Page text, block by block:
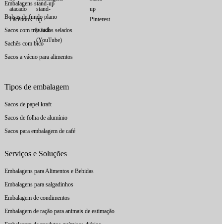
Embalagens stand-up
Bolsas de fundo plano
Sacos com três lados selados
Sachês com bico
Sacos a vácuo para alimentos
Tipos de embalagem
Sacos de papel kraft
Sacos de folha de alumínio
Sacos para embalagem de café
Serviços e Soluções
Embalagens para Alimentos e Bebidas
Embalagens para salgadinhos
Embalagem de condimentos
Embalagem de ração para animais de estimação